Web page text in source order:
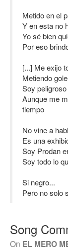
Metido en el
Y en esta no
Yo sé bien
Por eso
[...] Me exijo
Metiendo
Soy
Aunque me
tiempo
No vine a
Es una
Soy Prodan
Soy todo lo
Si negro...
Pero no solo
Song
On EL MERO